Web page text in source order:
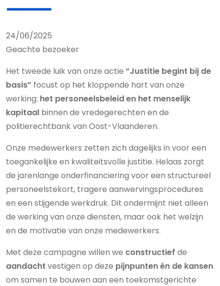
24/06/2025
Geachte bezoeker
Het tweede luik van onze actie “Justitie begint bij de
basis” focust op het kloppende hart van onze
werking: het personeelsbeleid en het menselijk
kapitaal binnen de vredegerechten en de
politierechtbank van Oost-Vlaanderen.
Onze medewerkers zetten zich dagelijks in voor een
toegankelijke en kwaliteitsvolle justitie. Helaas zorgt
de jarenlange onderfinanciering voor een structureel
personeelstekort, tragere aanwervingsprocedures
en een stijgende werkdruk. Dit ondermijnt niet alleen
de werking van onze diensten, maar ook het welzijn
en de motivatie van onze medewerkers.
Met deze campagne willen we constructief de
aandacht vestigen op deze pijnpunten én de kansen
om samen te bouwen aan een toekomstgerichte